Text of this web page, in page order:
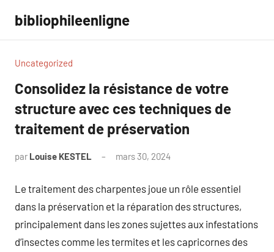
contenu
bibliophileenligne
Uncategorized
Consolidez la résistance de votre
structure avec ces techniques de
traitement de préservation
par Louise KESTEL mars 30, 2024
Le traitement des charpentes joue un rôle essentiel
dans la préservation et la réparation des structures,
principalement dans les zones sujettes aux infestations
d’insectes comme les termites et les capricornes des